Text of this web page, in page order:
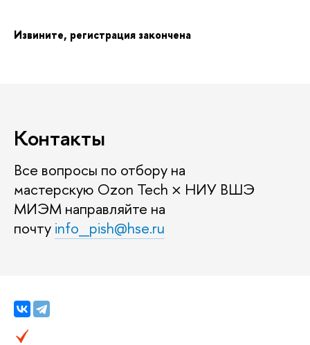
Извините, регистрация закончена
Контакты
се вопросы по отбору на
мастерскую Ozon Tech × НИУ ВШЭ
МИЭМ направляйте на
почту info_pish@hse.ru